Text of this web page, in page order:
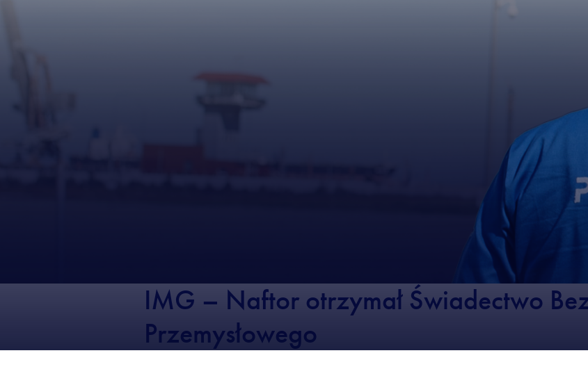
IMG – Naftor otrzymał Świadectwo
Przemysłowego